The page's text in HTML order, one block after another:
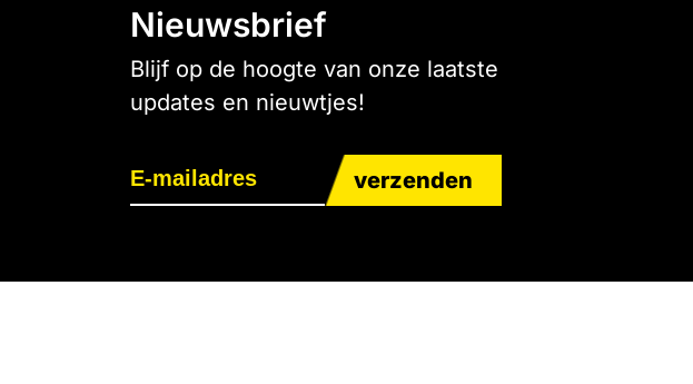
Nieuwsbrief
Blijf op de hoogte van onze laatste
updates en nieuwtjes!
verzenden